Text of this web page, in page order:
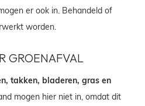
er ook in. Behandeld of
worden.
GROENAFVAL
takken, bladeren, gras en
mogen hier niet in, omdat dit